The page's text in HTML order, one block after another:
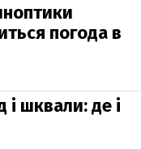
погода в
і шквали: де і